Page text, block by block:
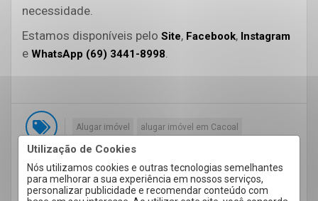
Utilização de Cookies
Nós utilizamos cookies e outras tecnologias semelhantes
para melhorar a sua experiência em nossos serviços,
personalizar publicidade e recomendar conteúdo com
necessidade.
Estamos disponíveis pelo Site, Facebook, Instagram
e WhatsApp (69) 3441-8998
Alugar imóvel alugar imóvel em Cacoal
Bairros em Cacoal
Comprar Imovel em Cacoal
Imobiliária em Cacoal Imobiliária Sefrin